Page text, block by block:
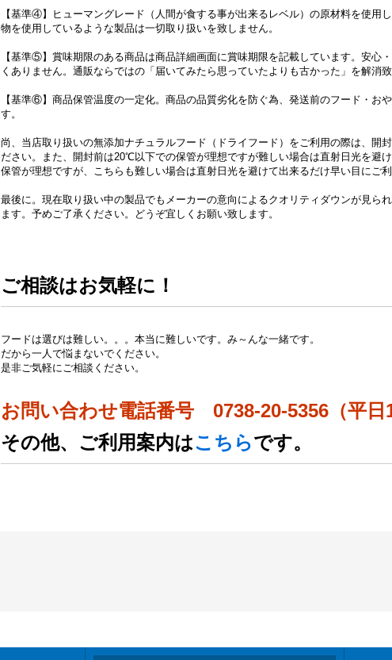
【基準④】ヒューマングレード（人間が食する事が出来るレベル）の原材料を使用
物を使用しているような製品は一切取り扱いを致しません。
【基準⑤】賞味期限のある商品は商品詳細画面に賞味期限を記載しています。安心
くありません。通販ならではの「届いてみたら思っていたよりも古かった」を解消
【基準⑥】商品保管温度の一定化。商品の品質劣化を防ぐ為、発送前のフード・お
す。
尚、当店取り扱いの無添加ナチュラルフード（ドライフード）をご利用の際は、開
ださい。また、開封前は20℃以下での保管が理想ですが難しい場合は直射日光を避
保管が理想ですが、こちらも難しい場合は直射日光を避けて出来るだけ早い目にご
最後に。現在取り扱い中の製品でもメーカーの意向によるクオリティダウンが見ら
ます。予めご了承ください。どうぞ宜しくお願い致します。
ご相談はお気軽に！
フードは選びは難しい。。。本当に難しいです。み～んな一緒です。
だから一人で悩まないでください。
是非ご気軽にご相談ください。
お問い合わせ電話番号 0738-20-5356（平日
その他、ご利用案内はこちらです。